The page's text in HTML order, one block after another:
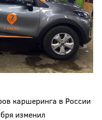
каршеринга в России
изменил